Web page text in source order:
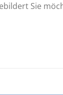
Sie